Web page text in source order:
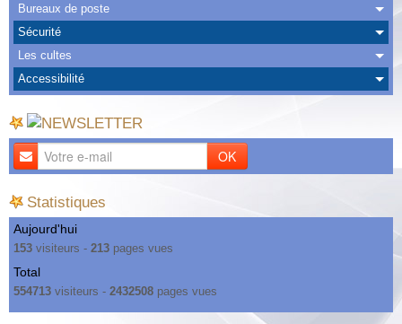
Bureaux de poste
Sécurité
Les cultes
Accessibilité
OK
Statistiques
Aujourd'hui
153 visiteurs - 213 pages vues
Total
554713 visiteurs - 2432508 pages vues